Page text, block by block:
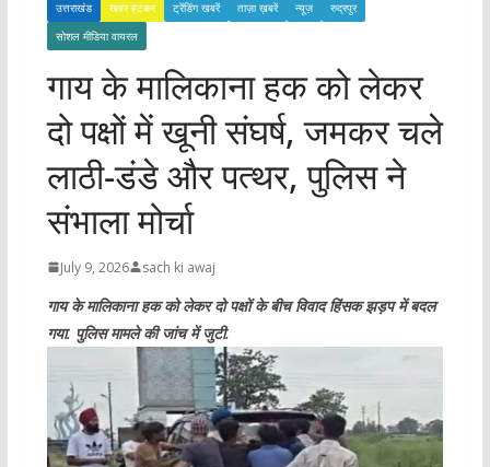
उत्तराखंड खबर हटकर ट्रेंडिंग खबरें ताज़ा ख़बरें न्यूज़
रुद्रपुर
सोशल मीडिया वायरल
गाय के मालिकाना हक को लेकर
दो पक्षों में खूनी संघर्ष, जमकर चले
लाठी-डंडे और पत्थर, पुलिस ने
संभाला मोर्चा
July 9, 2026 sach ki awaj
गाय के मालिकाना हक को लेकर दो पक्षों के बीच विवाद हिंसक झड़प में बदल
गया. पुलिस मामले की जांच में जुटी.